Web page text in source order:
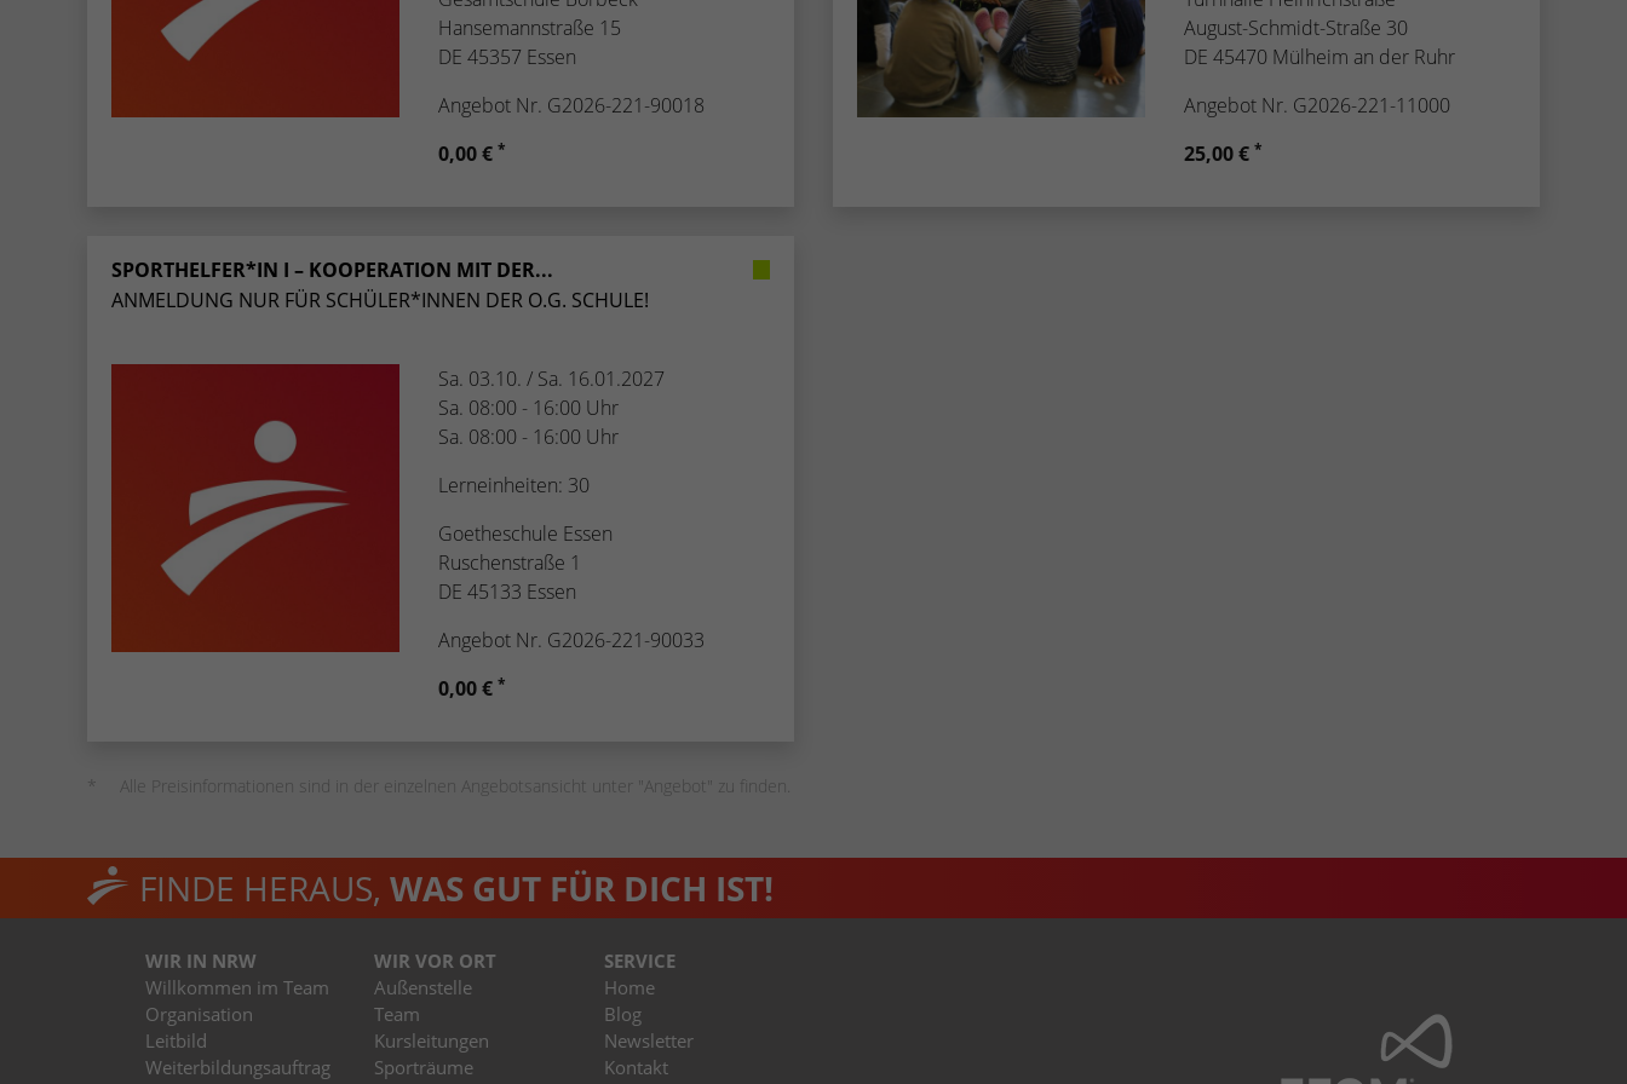
Hansemannstraße 15
DE 45357 Essen
Angebot Nr. G2026-221-90018
0,00 € *
August-Schmidt-Straße 30
DE 45470 Mülheim an der Ruhr
Angebot Nr. G2026-221-11000
25,00 € *
SPORTHELFER*IN I – KOOPERATION MIT DER...
ANMELDUNG NUR FÜR SCHÜLER*INNEN DER O.G. SCHULE!
Sa. 03.10. / Sa. 16.01.2027
Sa. 08:00 - 16:00 Uhr
Sa. 08:00 - 16:00 Uhr
Lerneinheiten: 30
Goetheschule Essen
Ruschenstraße 1
DE 45133 Essen
Angebot Nr. G2026-221-90033
0,00 € *
Alle Preisinformationen sind in der einzelnen Angebotsansicht unter "Angebot" zu finden.
FINDE HERAUS, WAS GUT FÜR DICH IST!
WIR IN NRW
Willkommen im Team
Organisation
Leitbild
Weiterbildungsauftrag
WIR VOR ORT
Außenstelle
Team
Kursleitungen
Sporträume
SERVICE
Home
Blog
Newsletter
Kontakt
Zugang zu geschützten Bereichen gewährt.
weisen eine randoly generierte Nummer zu, um
eindeutige Besucher zu identifizieren.
Zweck
Dieses Cookie wird von Google Analytics
Name
Anbieter Google Analytics
den DoubleClick des Google Tag Manager, um